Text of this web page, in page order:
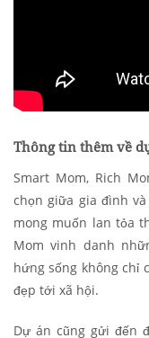
Thông tin thêm về
Smart Mom, Rich
chọn giữa gia đình
mong muốn lan tỏa
Mom vinh danh
hứng sống không chỉ
đẹp tới xã hội.
Dự án cũng gửi đến